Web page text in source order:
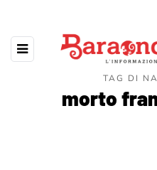
TAG DI
morto